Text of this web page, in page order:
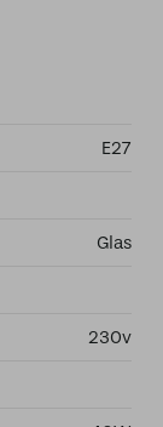
E27
Glas
230v